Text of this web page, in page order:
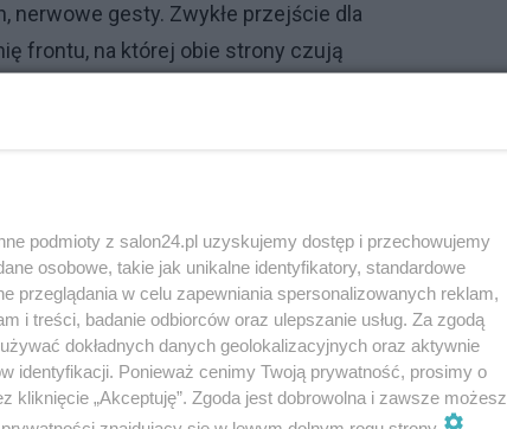
nerwowe gesty. Zwykłe przejście dla
frontu, na której obie strony czują
wolność i radość. Dla dorosłych —
światy spotykają się codziennie
jest człowiek. Kierowca, który
może tam iść czyjeś dziecko — takie
na pasy na ślepo, tylko nawiązuje
ale i za innych.
podmioty z salon24.pl uzyskujemy dostęp i przechowujemy
osobowe, takie jak unikalne identyfikatory, standardowe
przeglądania w celu zapewniania spersonalizowanych reklam,
i treści, badanie odbiorców oraz ulepszanie usług. Za zgodą
dokładnych danych geolokalizacyjnych oraz aktywnie
identyfikacji. Ponieważ cenimy Twoją prywatność, prosimy o
kliknięcie „Akceptuję”. Zgoda jest dobrowolna i zawsze możesz